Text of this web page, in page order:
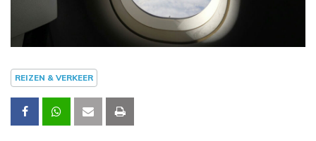
REIZEN & VERKEER